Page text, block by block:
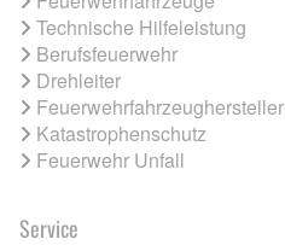
Technische Hilfeleistung
Berufsfeuerwehr
Drehleiter
Feuerwehrfahrzeughersteller
Katastrophenschutz
Feuerwehr Unfall
Service